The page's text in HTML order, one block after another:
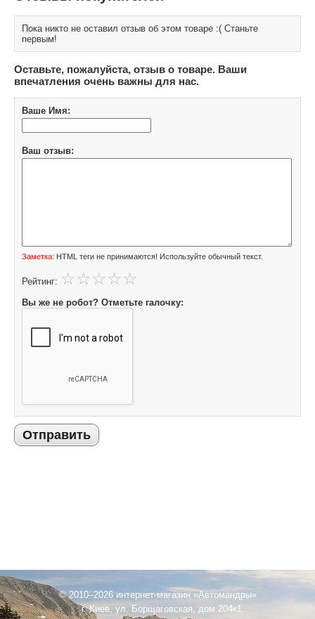
Пока никто не оставил отзыв об этом товаре :( Станьте
первым!
Оставьте, пожалуйста, отзыв о товаре. Ваши
впечатления очень важны для нас.
Ваше Имя:
Ваш отзыв:
Заметка: HTML теги не принимаются! Используйте обычный текст.
Рейтинг:
Вы же не робот? Отметьте галочку:
Отправить
© 2010–2026 интернет-магазин «Автомандры»
г. Киев, ул. Борщаговская, дом 204к1